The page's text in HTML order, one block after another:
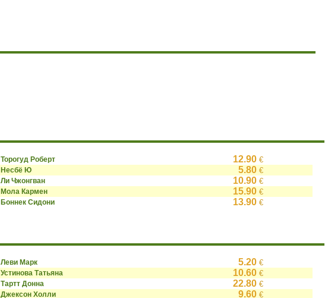
Торогуд Роберт 12.90 €
Несбё Ю 5.80 €
Ли Чжонгван 10.90 €
Мола Кармен 15.90 €
Боннек Сидони 13.90 €
Леви Марк 5.20 €
Устинова Татьяна 10.60 €
Тартт Донна 22.80 €
Джексон Холли 9.60 €